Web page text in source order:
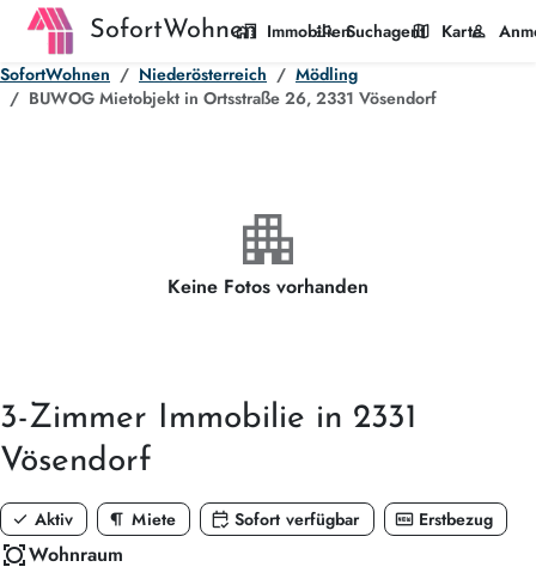
SofortWohnen
home_work Immobilien
manage_search Suchagent
map Karte
person
SofortWohnen
Niederösterreich
Mödling
BUWOG Mietobjekt in Ortsstraße 26, 2331 Vösendorf
apartment
Keine Fotos vorhanden
3-Zimmer Immobilie in 2331
Vösendorf
check Aktiv format_paragraph Miete calendar_check Sofort verfügbar fiber_new Erstbezug
all_outWohnraum